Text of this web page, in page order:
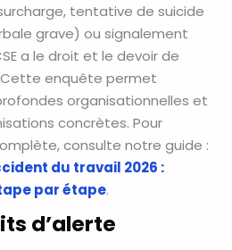
tentative de suicide
grave) ou signalement
a le droit et le devoir de
enquête permet
organisationnelles et
concrètes. Pour
consulte notre guide :
du travail 2026 :
par étape.
d’alerte